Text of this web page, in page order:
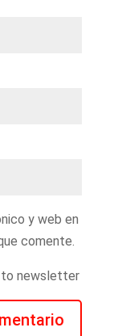
y web en
comente.
newsletter